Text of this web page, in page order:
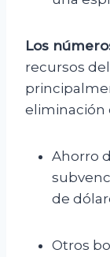
Los
recursos
eliminación
Ahorro
de
Otros